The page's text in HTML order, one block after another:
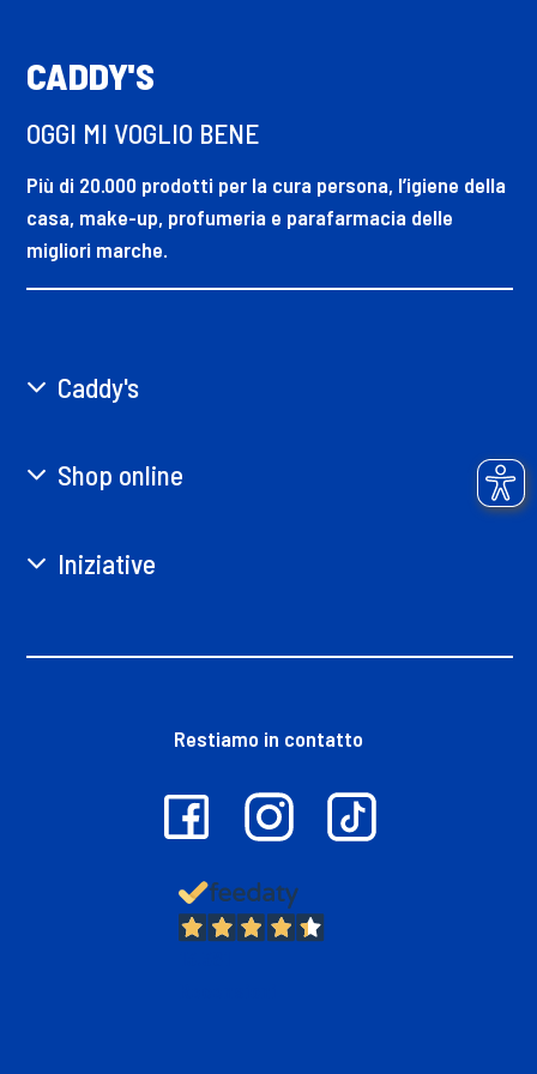
CADDY'S
OGGI MI VOGLIO BENE
Più di 20.000 prodotti per la cura persona, l’igiene della
casa, make-up, profumeria e parafarmacia delle
migliori marche.
Caddy's
Shop online
Iniziative
Restiamo in contatto